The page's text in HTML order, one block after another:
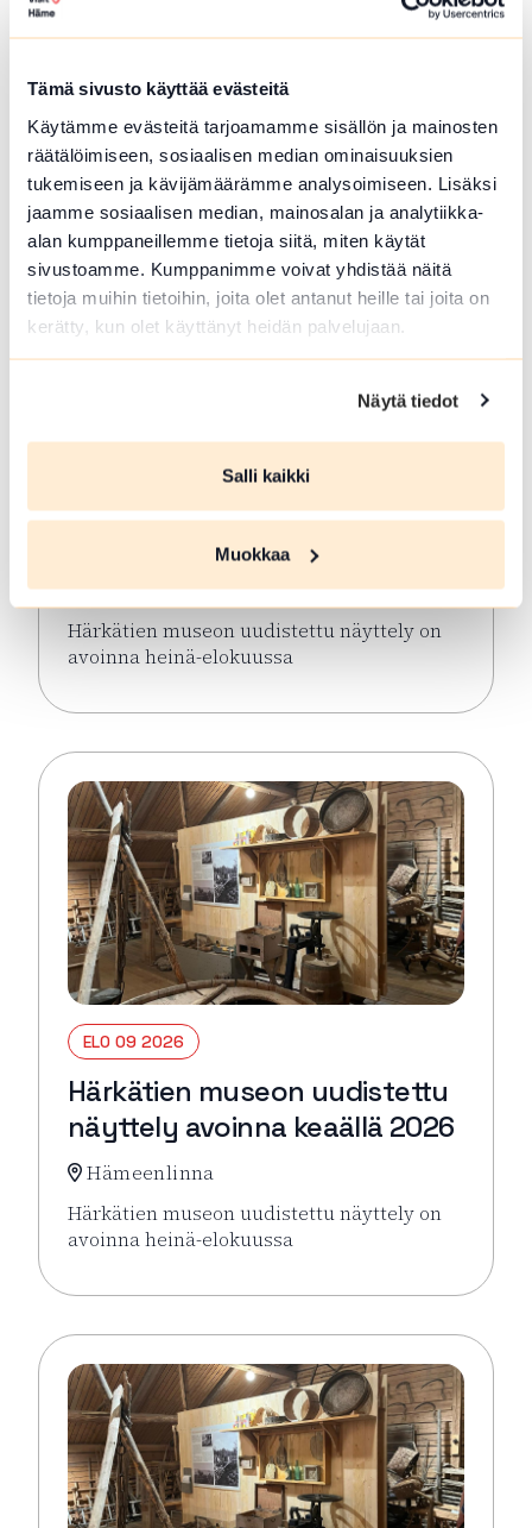
Tämä sivusto käyttää evästeitä
Käytämme evästeitä tarjoamamme sisällön ja mainosten
räätälöimiseen, sosiaalisen median ominaisuuksien
tukemiseen ja kävijämäärämme analysoimiseen. Lisäksi
jaamme sosiaalisen median, mainosalan ja analytiikka-
alan kumppaneillemme tietoja siitä, miten käytät
sivustoamme. Kumppanimme voivat yhdistää näitä
tietoja muihin tietoihin, joita olet antanut heille tai joita on
kerätty, kun olet käyttänyt heidän palvelujaan.
Näytä tiedot
Salli kaikki
Muokkaa
Härkätien museon uudistettu näyttely on
Lue lisää tapahtumasta Härkätien museon
Härkätien museon uudistettu
näyttely avoinna keaällä 2026
Hämeenlinna
Härkätien museon uudistettu näyttely on
avoinna heinä-elokuussa
Lue lisää tapahtumasta Härkätien museon
ELO 09 2026
Härkätien museon uudistettu
näyttely avoinna keaällä 2026
Hämeenlinna
Härkätien museon uudistettu näyttely on
avoinna heinä-elokuussa
Lue lisää tapahtumasta Härkätien museon